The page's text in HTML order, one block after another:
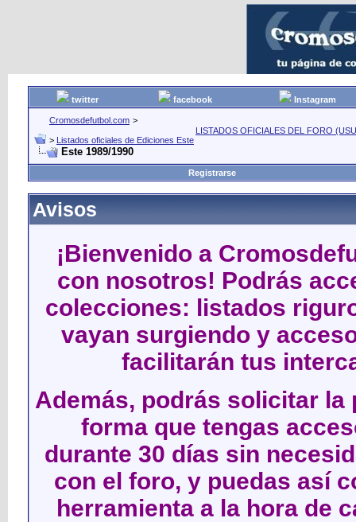
twitter facebook Instagram
Cromosdefutbol.com >
LISTADOS OFICIALES DEL FORO
> Listados oficiales de Ediciones Este
Este 1989/1990
Registrarse
Avisos
¡Bienvenido a
con nosotros! Podrás
colecciones: listados
vayan surgiendo y
facilitarán tus
Además, podrás solicitar
forma que tengas
durante 30 días sin
con el foro, y puedas así
herramienta a la hora de